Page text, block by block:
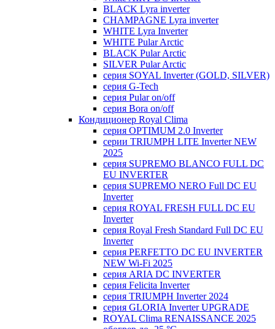
BLACK Lyra inverter
CHAMPAGNE Lyra inverter
WHITE Lyra Inverter
WHITE Pular Arctic
BLACK Pular Arctic
SILVER Pular Arctic
серия SOYAL Inverter (GOLD, SILVER)
серия G-Tech
серия Pular on/off
серия Bora on/off
Кондиционер Royal Clima
серия OPTIMUM 2.0 Inverter
серии TRIUMPH LITE Inverter NEW
2025
серия SUPREMO BLANCO FULL DC
EU INVERTER
серия SUPREMO NERO Full DC EU
Inverter
серия ROYAL FRESH FULL DC EU
Inverter
серия Royal Fresh Standard Full DC EU
Inverter
серия PERFETTO DC EU INVERTER
NEW Wi-Fi 2025
серия ARIA DC INVERTER
серия Felicita Inverter
серия TRIUMPH Inverter 2024
серия GLORIA Inverter UPGRADE
ROYAL Clima RENAISSANCE 2025